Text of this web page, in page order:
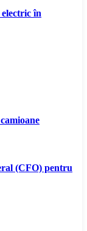
în
(CFO) pentru